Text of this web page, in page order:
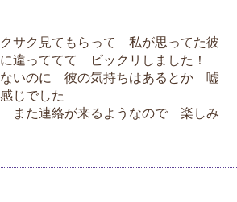
サク見てもらって 私が思ってた彼
違っててて ビックリしました！
ないのに 彼の気持ちはあるとか 嘘
じでした
また連絡が来るようなので 楽しみ